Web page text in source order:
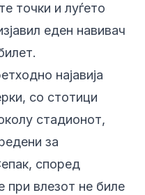
точки и луѓето
еден навивач
најавија
со стотици
стадионот,
за
според
при влезот не биле